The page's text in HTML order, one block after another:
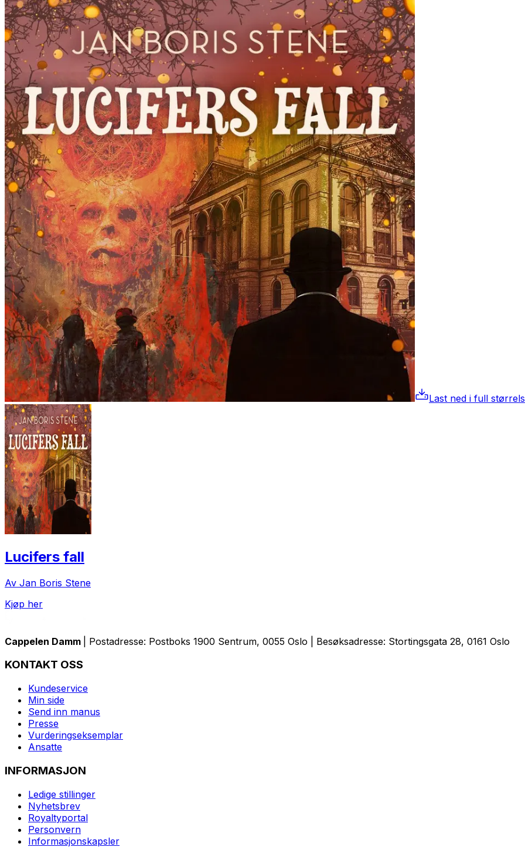
Last ned i full
Lucifers fall
Av Jan Boris Stene
Kjøp her
Cappelen Damm | Postadresse: Postboks 1900 Sentrum, 0055 Oslo | Besøksadresse: Stortingsgata 28, 0161 Oslo
KONTAKT OSS
Kundeservice
Min side
Send inn manus
Presse
Vurderingseksemplar
Ansatte
INFORMASJON
Ledige stillinger
Nyhetsbrev
Royaltyportal
Personvern
Informasjonskapsler